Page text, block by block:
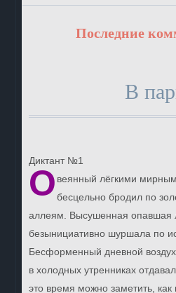
Последние
В
Диктант №1
О веянный лёгкими
бесцельно бродил по
аллеям. Высушенная опавшая
безынициативно шуршала по
Бесформенный дневной
в холодных утренниках
это время можно заметить,